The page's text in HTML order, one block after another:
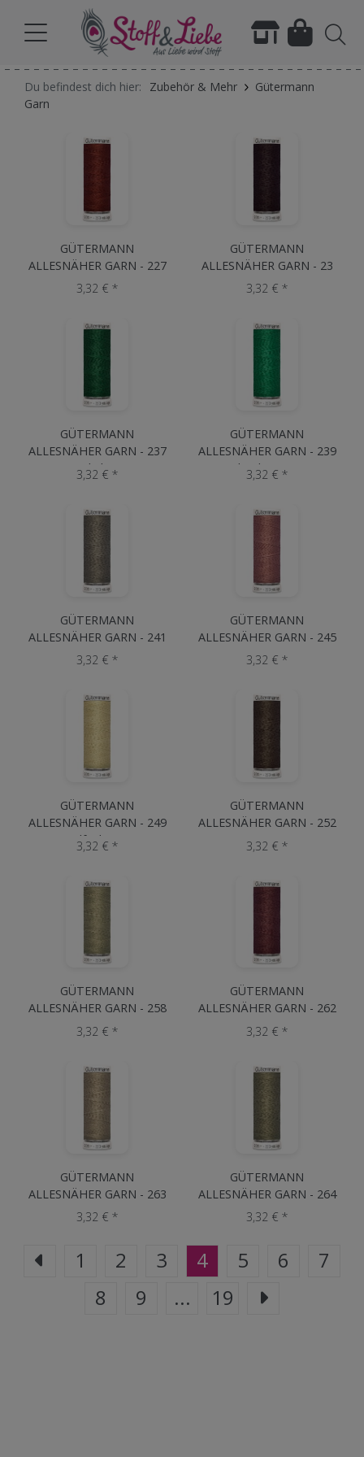
Du befindest dich hier: Zubehör & Mehr
Gütermann
Garn
GÜTERMANN
ALLESNÄHER GARN - 227
Kastanie
3,32 € *
GÜTERMANN
ALLESNÄHER GARN - 23
Dunkelbraun
3,32 € *
GÜTERMANN
ALLESNÄHER GARN - 237
Dunkelgrün
3,32 € *
GÜTERMANN
ALLESNÄHER GARN - 239
Flaschengrün
3,32 € *
GÜTERMANN
ALLESNÄHER GARN - 241
Schlamm
3,32 € *
GÜTERMANN
ALLESNÄHER GARN - 245
Altrosa
3,32 € *
GÜTERMANN
ALLESNÄHER GARN - 249
Elfenbein
3,32 € *
GÜTERMANN
ALLESNÄHER GARN - 252
Braun
3,32 € *
GÜTERMANN
ALLESNÄHER GARN - 258
Beige
3,32 € *
GÜTERMANN
ALLESNÄHER GARN - 262
Braun
3,32 € *
GÜTERMANN
ALLESNÄHER GARN - 263
Sand
3,32 € *
GÜTERMANN
ALLESNÄHER GARN - 264
Hellkhaki
3,32 € *
1 2 3 4 5 6
7
8
9 ... 19